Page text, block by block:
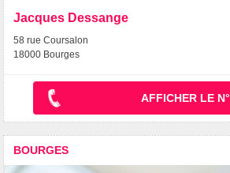
Jacques Dessange
58 rue Coursalon
18000 Bourges
AFFICHER LE N°
BOURGES